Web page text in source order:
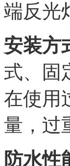
端反光
安装方
式、固
在使用
量，过
防水性